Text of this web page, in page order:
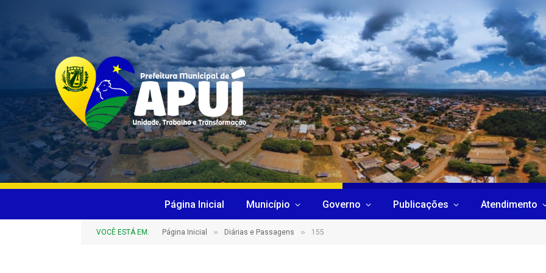
Página Inicial Município Governo Publicações Atendimento
VOCÊ ESTÁ EM: Página Inicial » Diárias e Passagens » 155